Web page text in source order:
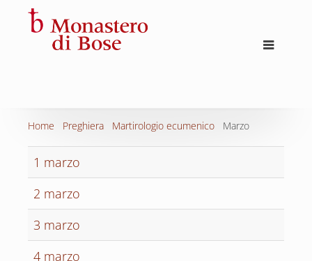
Home Preghiera Martirologio ecumenico Marzo
1 marzo
2 marzo
3 marzo
4 marzo